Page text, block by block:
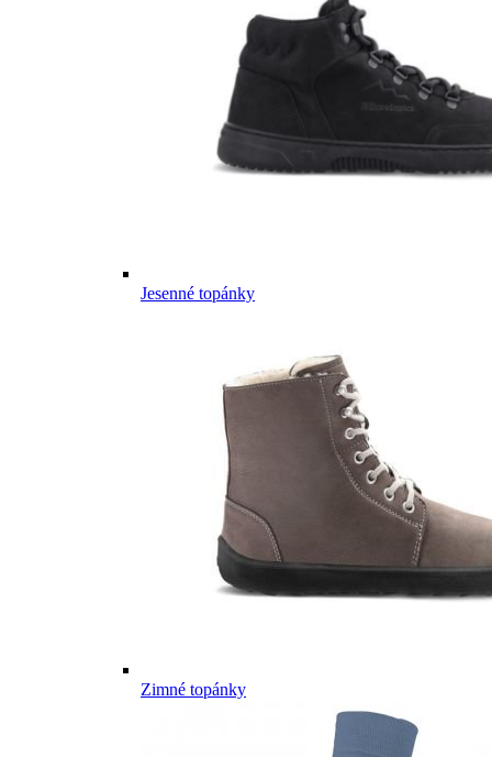
Jesenné topánky
Zimné topánky